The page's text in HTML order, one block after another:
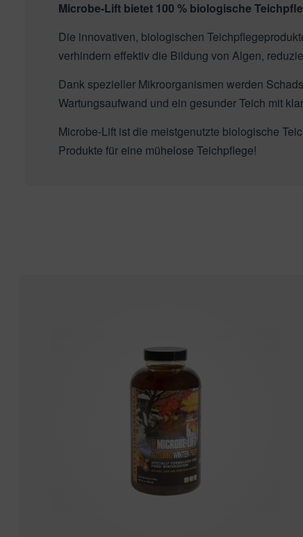
Microbe-Lift bietet 100 % biologische
Die innovativen, biologischen
verhindern effektiv die Bildung von Algen,
Dank spezieller Mikroorganismen werden
Wartungsaufwand und ein gesunder Teich mit
Microbe-Lift ist die meistgenutzte biologische
Produkte für eine mühelose Teichpflege!
& Wasserspiele
Ersatzteile